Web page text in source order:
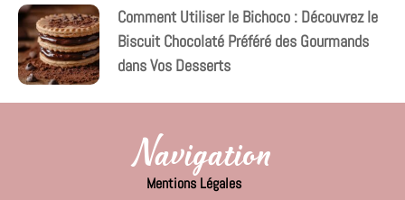
Comment Utiliser le Bichoco : Découvrez le
Biscuit Chocolaté Préféré des Gourmands
dans Vos Desserts
Navigation
Mentions Légales